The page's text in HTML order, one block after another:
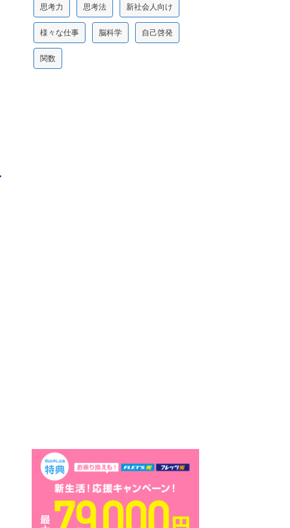
思考力 思考法 新社会人向け
様々な仕事 脳科学 自己啓発
関数